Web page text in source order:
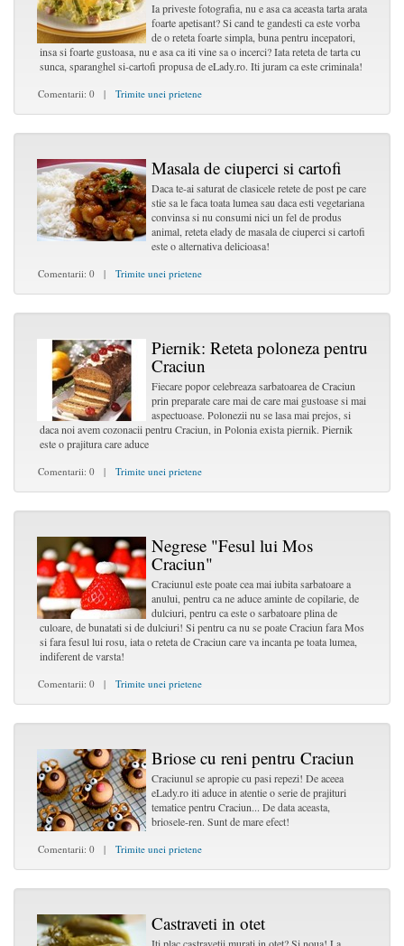
Ia priveste fotografia, nu e asa ca aceasta tarta arata
foarte apetisant? Si cand te gandesti ca este vorba
de o reteta foarte simpla, buna pentru incepatori,
insa si foarte gustoasa, nu e asa ca iti vine sa o incerci? Iata reteta de tarta cu
sunca, sparanghel si-cartofi propusa de eLady.ro. Iti juram ca este criminala!
Comentarii: 0 | Trimite unei prietene
Masala de ciuperci si cartofi
Daca te-ai saturat de clasicele retete de post pe care
stie sa le faca toata lumea sau daca esti vegetariana
convinsa si nu consumi nici un fel de produs
animal, reteta elady de masala de ciuperci si cartofi
este o alternativa delicioasa!
Comentarii: 0 | Trimite unei prietene
Piernik: Reteta poloneza pentru
Craciun
Fiecare popor celebreaza sarbatoarea de Craciun
prin preparate care mai de care mai gustoase si mai
aspectuoase. Polonezii nu se lasa mai prejos, si
daca noi avem cozonacii pentru Craciun, in Polonia exista piernik. Piernik
este o prajitura care aduce
Comentarii: 0 | Trimite unei prietene
Negrese "Fesul lui Mos
Craciun"
Craciunul este poate cea mai iubita sarbatoare a
anului, pentru ca ne aduce aminte de copilarie, de
dulciuri, pentru ca este o sarbatoare plina de
culoare, de bunatati si de dulciuri! Si pentru ca nu se poate Craciun fara Mos
si fara fesul lui rosu, iata o reteta de Craciun care va incanta pe toata lumea,
indiferent de varsta!
Comentarii: 0 | Trimite unei prietene
Briose cu reni pentru Craciun
Craciunul se apropie cu pasi repezi! De aceea
eLady.ro iti aduce in atentie o serie de prajituri
tematice pentru Craciun... De data aceasta,
briosele-ren. Sunt de mare efect!
Comentarii: 0 | Trimite unei prietene
Castraveti in otet